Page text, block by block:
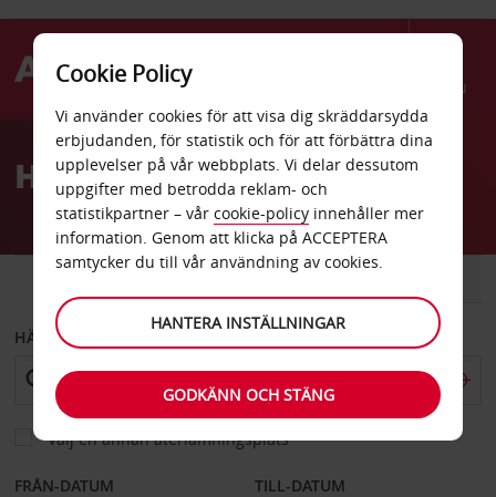
Menu
AvisHyrbil North Carolina
BIL
HÄMTA FRÅN
Välj en annan återlämningsplats
FRÅN-DATUM TILL-DATUM
Cookie Policy
Vi använder cookies för att visa dig skräddarsydda
erbjudanden, för statistik och för att förbättra dina
upplevelser på vår webbplats. Vi delar dessutom
uppgifter med betrodda reklam- och
statistikpartner – vår cookie-policy innehåller mer
information. Genom att klicka på ACCEPTERA
samtycker du till vår användning av cookies.
HANTERA INSTÄLLNINGAR
GODKÄNN OCH STÄNG